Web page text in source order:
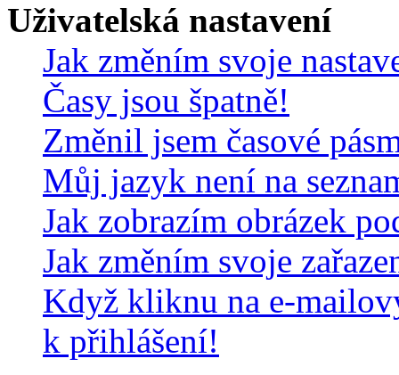
Uživatelská nastavení
Jak změním svoje
Časy jsou špatně!
Změnil jsem časové
Můj jazyk není na
Jak zobrazím obrázek
Jak změním svoje
Když kliknu na e-
k přihlášení!